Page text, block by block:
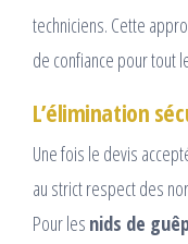
techniciens. Cette
de confiance pour tout
L’élimination
Une fois le devis
au strict respect des
Pour les nids de